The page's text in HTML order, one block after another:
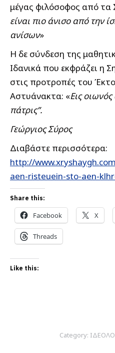
μέγας φιλόσοφος από τα
είναι πιο άνισο από την
ανίσων»
Η δε σύνδεση της
Ιδανικά που εκφράζει η
στις προτροπές του
Αστυάνακτα: «Εις
πάτρις”.
Γεώργιος Σύρος
Διαβάστε περισσότερα:
http://
aen-risteuein-sto-aen-
Share this:
Facebook X
Threads
Like this:
Category: